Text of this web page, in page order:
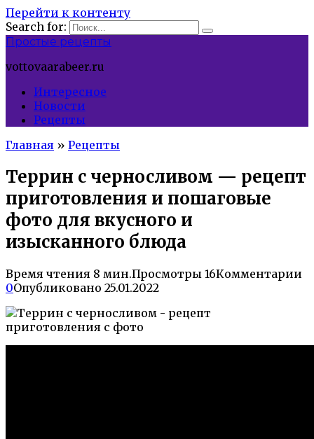
Перейти к контенту
Search for:
Простые рецепты
vottovaarabeer.ru
Интересное
Новости
Рецепты
Главная » Рецепты
Террин с черносливом — рецепт
приготовления и пошаговые
фото для вкусного и
изысканного блюда
Время чтения 8 мин.Просмотры 16Комментарии
0Опубликовано 25.01.2022